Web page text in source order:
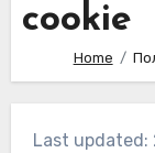
cookie
Home
Last updated: